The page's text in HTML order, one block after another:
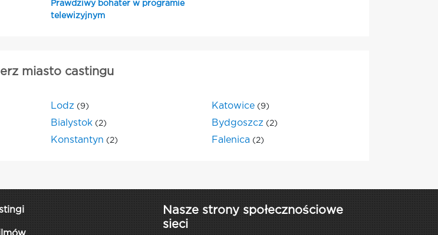
Prawdziwy bohater w programie
telewizyjnym
miasto castingu
Lodz (9) Katowice (9)
Bialystok (2) Bydgoszcz (2)
Konstantyn (2) Falenica (2)
Nasze strony społecznościowe
sieci